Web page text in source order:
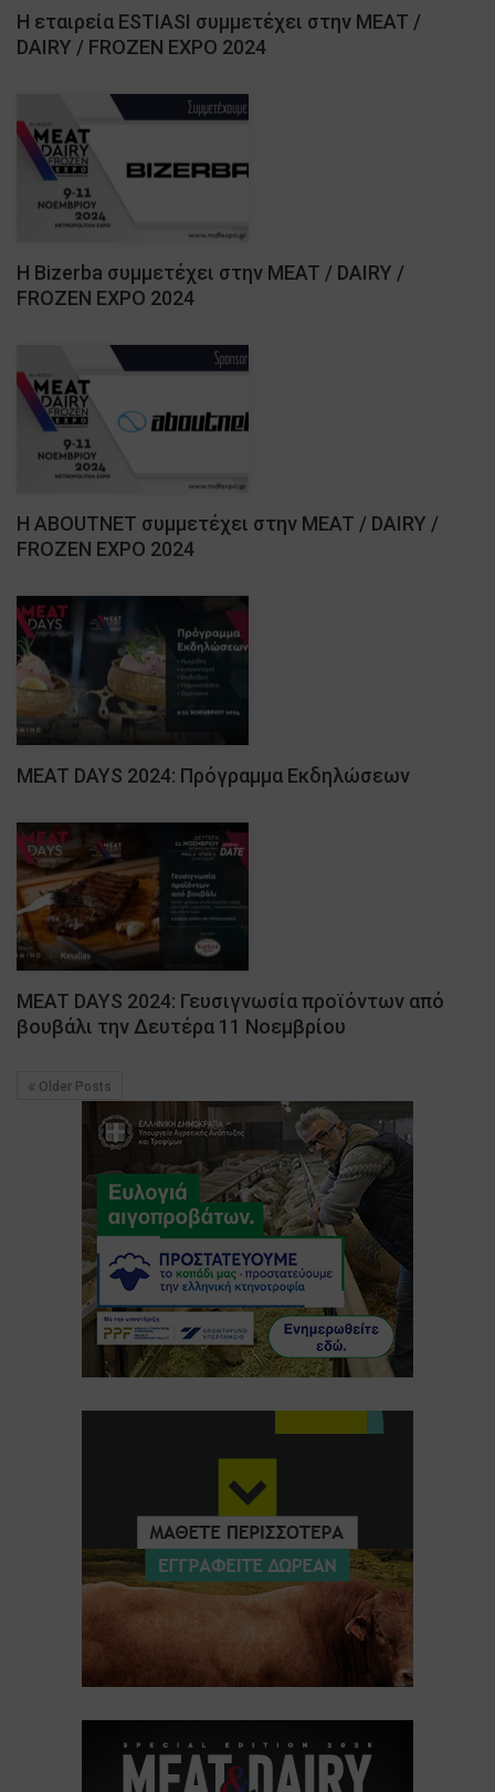
Η εταιρεία ESTIASI συμμετέχει στην MEAT /
DAIRY / FROZEN EXPO 2024
H Bizerba συμμετέχει στην MEAT / DAIRY /
FROZEN EXPO 2024
Η ABOUTNET συμμετέχει στην MEAT / DAIRY /
FROZEN EXPO 2024
MEAT DAYS 2024: Πρόγραμμα Εκδηλώσεων
MEAT DAYS 2024: Γευσιγνωσία προϊόντων από
βουβάλι την Δευτέρα 11 Νοεμβρίου
Older Posts